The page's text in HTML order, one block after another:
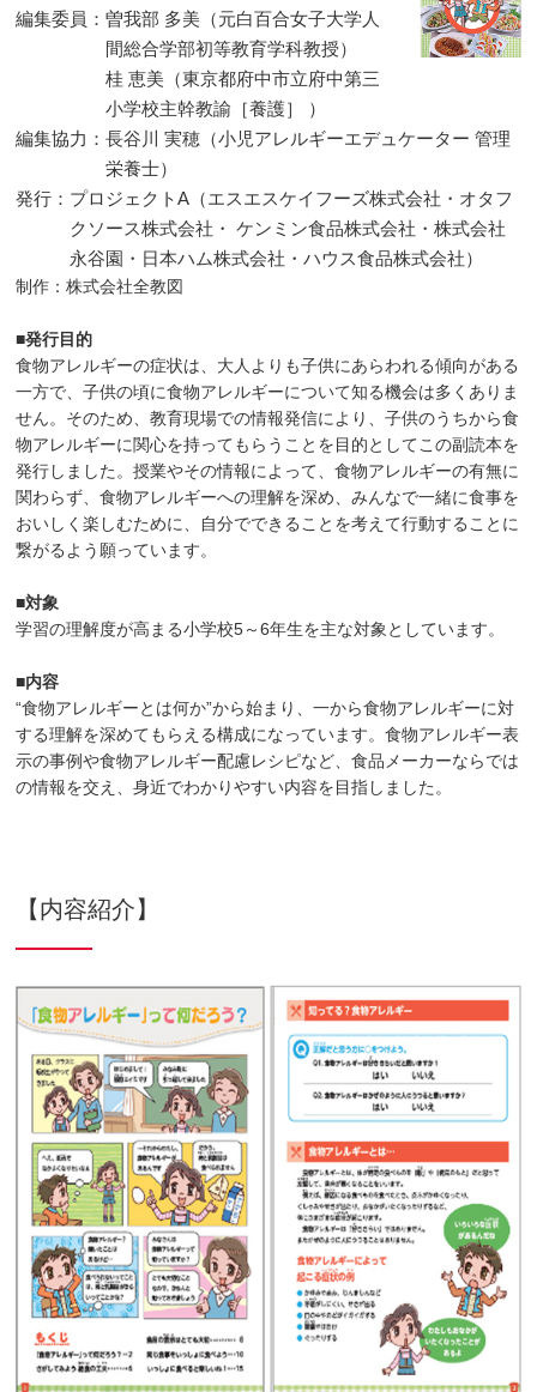
編集委員：曽我部 多美（元白百合女子大学人
間総合学部初等教育学科教授）
桂 恵美（東京都府中市立府中第三
小学校主幹教諭［養護］ ）
編集協力：長谷川 実穂（小児アレルギーエデュケーター 管理
栄養士）
発行：プロジェクトA（エスエスケイフーズ株式会社・オタフ
クソース株式会社・ ケンミン食品株式会社・株式会社
永谷園・日本ハム株式会社・ハウス食品株式会社）
制作：株式会社全教図
■発行目的
食物アレルギーの症状は、大人よりも子供にあらわれる傾向がある
一方で、子供の頃に食物アレルギーについて知る機会は多くありま
せん。そのため、教育現場での情報発信により、子供のうちから食
物アレルギーに関心を持ってもらうことを目的としてこの副読本を
発行しました。授業やその情報によって、食物アレルギーの有無に
関わらず、食物アレルギーへの理解を深め、みんなで一緒に食事を
おいしく楽しむために、自分でできることを考えて行動することに
繋がるよう願っています。
■対象
学習の理解度が高まる小学校5～6年生を主な対象としています。
■内容
“食物アレルギーとは何か”から始まり、一から食物アレルギーに対
する理解を深めてもらえる構成になっています。食物アレルギー表
示の事例や食物アレルギー配慮レシピなど、食品メーカーならでは
の情報を交え、身近でわかりやすい内容を目指しました。
【内容紹介】